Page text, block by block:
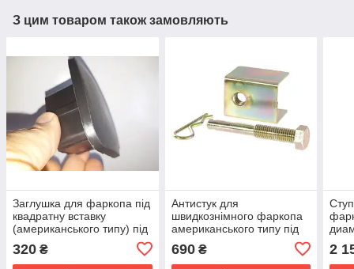
З цим товаром також замовляють
Заглушка для фаркопа під
квадратну вставку
(американського типу) під
320 ₴
Антистук для
швидкознімного фаркопа
американського типу під
690₴ 2